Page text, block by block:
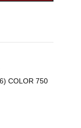
COLOR 750